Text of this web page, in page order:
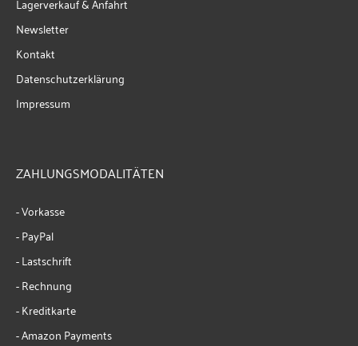
Newsletter
Kontakt
Datenschutzerklärung
Impressum
ZAHLUNGSMODALITÄTEN
- Vorkasse
- PayPal
- Lastschrift
- Rechnung
- Kreditkarte
- Amazon Payments